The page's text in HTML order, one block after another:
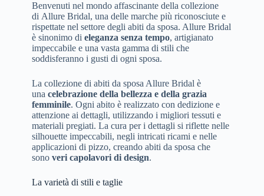
Benvenuti nel mondo affascinante della collezione
di Allure Bridal, una delle marche più riconosciute e
rispettate nel settore degli abiti da sposa. Allure Bridal
è sinonimo di eleganza senza tempo, artigianato
impeccabile e una vasta gamma di stili che
soddisferanno i gusti di ogni sposa.
La collezione di abiti da sposa Allure Bridal è
una celebrazione della bellezza e della grazia
femminile. Ogni abito è realizzato con dedizione e
attenzione ai dettagli, utilizzando i migliori tessuti e
materiali pregiati. La cura per i dettagli si riflette nelle
silhouette impeccabili, negli intricati ricami e nelle
applicazioni di pizzo, creando abiti da sposa che
sono veri capolavori di design.
La varietà di stili e taglie